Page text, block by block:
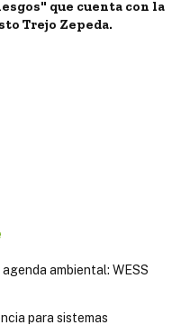
que cuenta con la
Trejo Zepeda.
ambiental: WESS
para sistemas